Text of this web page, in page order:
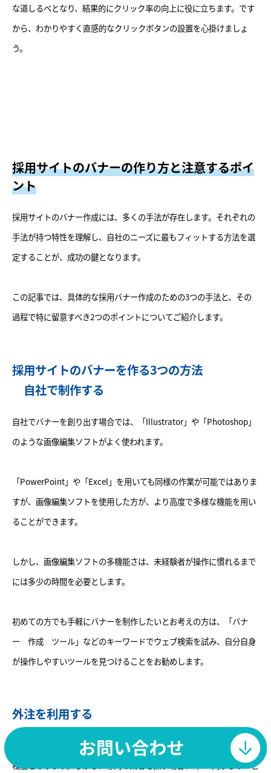
な道しるべとなり、結果的にクリック率の向上に役に立ちます。です
から、わかりやすく直感的なクリックボタンの設置を心掛けましょ
う。
採用サイトのバナーの作り方と注意するポイ
ント
採用サイトのバナー作成には、多くの手法が存在します。それぞれの
手法が持つ特性を理解し、自社のニーズに最もフィットする方法を選
定することが、成功の鍵となります。
この記事では、具体的な採用バナー作成のための3つの手法と、その
過程で特に留意すべき2つのポイントについてご紹介します。
採用サイトのバナーを作る3つの方法
自社で制作する
自社でバナーを創り出す場合では、「Illustrator」や「Photoshop」
のような画像編集ソフトがよく使われます。
「PowerPoint」や「Excel」を用いても同様の作業が可能ではありま
すが、画像編集ソフトを使用した方が、より高度で多様な機能を用い
ることができます。
しかし、画像編集ソフトの多機能さは、未経験者が操作に慣れるまで
には多少の時間を必要とします。
初めての方でも手軽にバナーを制作したいとお考えの方は、「バナ
ー 作成 ツール」などのキーワードでウェブ検索を試み、自分自身
が操作しやすいツールを見つけることをお勧めします。
外注を利用する
バナー製作を外注する場合には、通常の相場は3,000円から20,000円
程度となります。しかし、専門の業者を探す場合、1,000円からサービ